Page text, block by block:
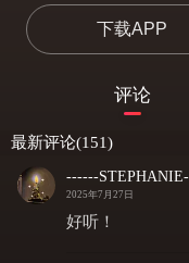
A
I took
下载APP
评论
最新评论(151)
------
2025年7月27日
好听！